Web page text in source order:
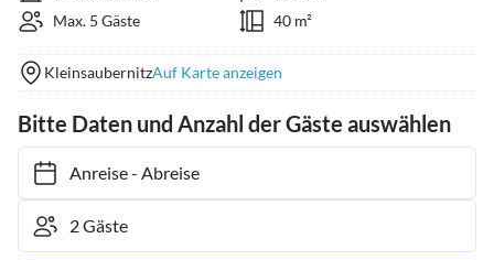
Max. 5 Gäste
40 m²
KleinsaubernitzAuf Karte anzeigen
Bitte Daten und Anzahl der Gäste auswählen
Anreise- Abreise